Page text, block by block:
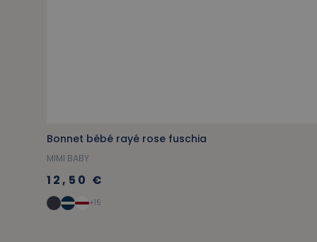
Bonnet bébé rayé rose fuschia
MIMI BABY
12,50 €
+15